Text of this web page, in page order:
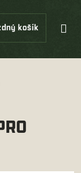
košík